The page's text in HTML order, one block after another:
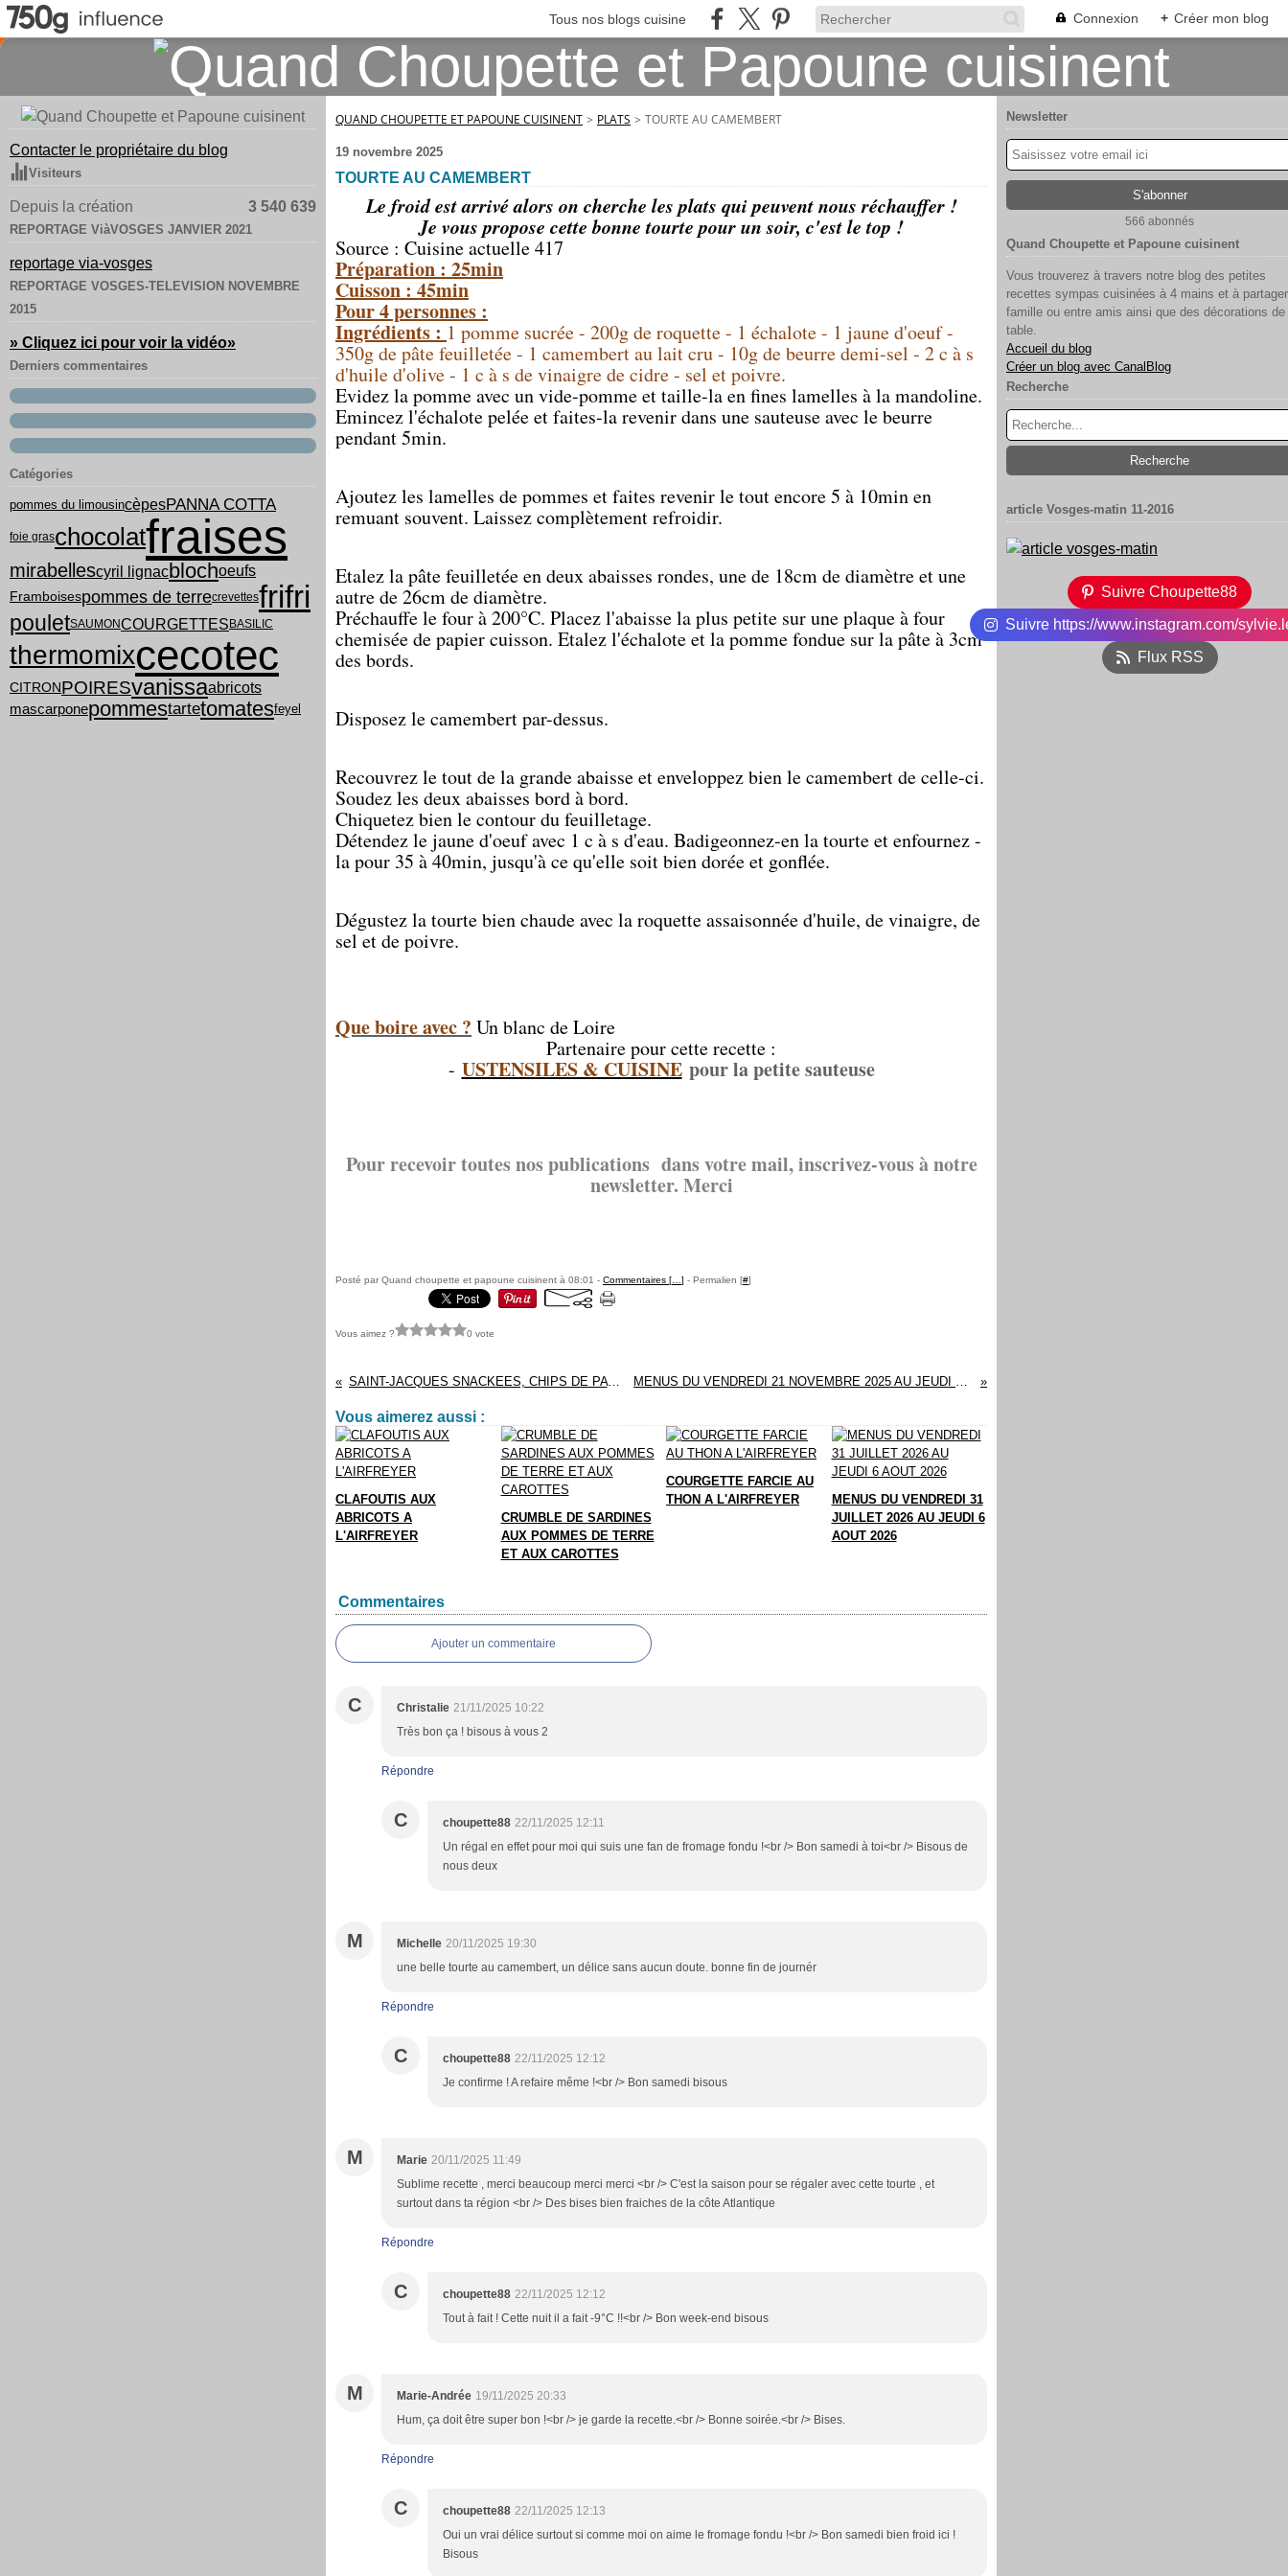
Tous nos blogs cuisine Connexion + Créer mon blog
Contacter le propriétaire du blog
Visiteurs
Depuis la création 3 540 639
REPORTAGE ViàVOSGES JANVIER 2021
reportage via-vosges
REPORTAGE VOSGES-TELEVISION NOVEMBRE
2015
» Cliquez ici pour voir la vidéo»
Derniers commentaires
Catégories
pommes du limousincèpesPANNA COTTA
foie graschocolatfraises
mirabellescyril lignacblochoeufs
Framboisespommes de terrecrevettesfrifri
pouletSAUMONCOURGETTESBASILIC
thermomixcecotec
CITRONPOIRESvanissaabricots
mascarponepommestartetomatesfeyel
QUAND CHOUPETTE ET PAPOUNE CUISINENT > PLATS > TOURTE AU CAMEMBERT
19 novembre 2025
TOURTE AU CAMEMBERT
Le froid est arrivé alors on cherche les plats qui peuvent nous réchauffer !
Je vous propose cette bonne tourte pour un soir, c'est le top !
Source : Cuisine actuelle 417
Préparation : 25min
Cuisson : 45min
Pour 4 personnes :
Ingrédients : 1 pomme sucrée - 200g de roquette - 1 échalote - 1 jaune d'oeuf -
350g de pâte feuilletée - 1 camembert au lait cru - 10g de beurre demi-sel - 2 c à s
d'huile d'olive - 1 c à s de vinaigre de cidre - sel et poivre.
Evidez la pomme avec un vide-pomme et taille-la en fines lamelles à la mandoline.
Emincez l'échalote pelée et faites-la revenir dans une sauteuse avec le beurre
pendant 5min.
Ajoutez les lamelles de pommes et faites revenir le tout encore 5 à 10min en
remuant souvent. Laissez complètement refroidir.
Etalez la pâte feuilletée en deux abaisses rondes, une de 18cm de diamètre et une
autre de 26cm de diamètre.
Préchauffe le four à 200°C. Placez l'abaisse la plus petite sur une plaque à four
chemisée de papier cuisson. Etalez l'échalote et la pomme fondue sur la pâte à 3cm
des bords.
Disposez le camembert par-dessus.
Recouvrez le tout de la grande abaisse et enveloppez bien le camembert de celle-ci.
Soudez les deux abaisses bord à bord.
Chiquetez bien le contour du feuilletage.
Détendez le jaune d'oeuf avec 1 c à s d'eau. Badigeonnez-en la tourte et enfournez -
la pour 35 à 40min, jusqu'à ce qu'elle soit bien dorée et gonflée.
Dégustez la tourte bien chaude avec la roquette assaisonnée d'huile, de vinaigre, de
sel et de poivre.
Que boire avec ? Un blanc de Loire
Partenaire pour cette recette :
- USTENSILES & CUISINEpour la petite sauteuse
Pour recevoir toutes nos publications dans votre mail, inscrivez-vous à notre
newsletter. Merci
Posté par Quand choupette et papoune cuisinent à 08:01 - Commentaires [ ] - Permalien [#]
Vous aimez ? 0 vote
SAINT-JACQUES SNACKEES, CHIPS DE PATATES DOUCES MENUS DU VENDREDI 21 NOVEMBRE 2025 AU JEUDI 27 NOVEMBRE 2025
Vous aimerez aussi :
CLAFOUTIS AUX
ABRICOTS A
L'AIRFREYER
CRUMBLE DE SARDINES
AUX POMMES DE TERRE
ET AUX CAROTTES
COURGETTE FARCIE AU
THON A L'AIRFREYER
MENUS DU VENDREDI 31
JUILLET 2026 AU JEUDI 6
AOUT 2026
Commentaires
Ajouter un commentaire
C Christalie 21/11/2025 10:22
Très bon ça ! bisous à vous 2
Répondre
C choupette88 22/11/2025 12:11
Un régal en effet pour moi qui suis une fan de fromage fondu !<br /> Bon samedi à toi<br /> Bisous de
nous deux
M Michelle 20/11/2025 19:30
une belle tourte au camembert, un délice sans aucun doute. bonne fin de journér
Répondre
C choupette88 22/11/2025 12:12
Je confirme ! A refaire même !<br /> Bon samedi bisous
M Marie 20/11/2025 11:49
Sublime recette , merci beaucoup merci merci <br /> C'est la saison pour se régaler avec cette tourte , et
surtout dans ta région <br /> Des bises bien fraiches de la côte Atlantique
Répondre
C choupette88 22/11/2025 12:12
Tout à fait ! Cette nuit il a fait -9°C !!<br /> Bon week-end bisous
M Marie-Andrée 19/11/2025 20:33
Hum, ça doit être super bon !<br /> je garde la recette.<br /> Bonne soirée.<br /> Bises.
Répondre
C choupette88 22/11/2025 12:13
Oui un vrai délice surtout si comme moi on aime le fromage fondu !<br /> Bon samedi bien froid ici !
Bisous
Newsletter
566 abonnés
Quand Choupette et Papoune cuisinent
Vous trouverez à travers notre blog des petites
recettes sympas cuisinées à 4 mains et à
famille ou entre amis ainsi que des décorations de
table.
Accueil du blog
Créer un blog avec CanalBlog
Recherche
article Vosges-matin 11-2016
Suivre Choupette88
Suivre https://www.instagram.com/
Flux RSS